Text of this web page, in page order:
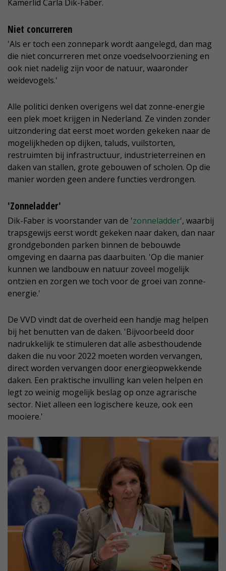
Kamerlid Carla Dik-Faber.
Niet concurreren
'Als er toch een zonnepark wordt aangelegd, dan mag
die niet concurreren met onze voedselvoorziening en
ook niet nadelig zijn voor de natuur, waaronder
weidevogels.'
Alle politici denken overigens wel dat zonne-energie
een plek moet krijgen in Nederland. Ze vinden zonder
uitzondering dat eerst moet worden gekeken naar de
mogelijkheden op dijken, taluds, vuilstorten,
restruimten bij infrastructuur, industrieterreinen en
daken van stallen, grote gebouwen of scholen. Op die
manier worden geen andere functies verdrongen.
'Zonneladder'
Dik-Faber is voorstander van de 'zonneladder', waarbij
trapsgewijs eerst wordt gekeken naar daken, dan naar
grondgebonden parken binnen de bebouwde
omgeving en daarna pas daarbuiten. 'Op die manier
kunnen we landbouw en natuur zoveel mogelijk
ontzien en zorgen we toch voor de groei van zonne-
energie.'
De VVD vindt dat de overheid een handje mag helpen
bij het benutten van de daken. 'Bijvoorbeeld door
nadrukkelijk te stimuleren dat alle asbesthoudende
daken die nu voor 2022 moeten worden vervangen,
direct worden vervangen door energieopwekkende
daken. Een praktische invulling kan velen helpen en
legt zo weinig mogelijk beslag op onze agrarische
sector. Niet alleen een logischere keuze, ook een
mooiere.'